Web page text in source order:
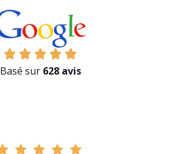
Basé sur 628 avis